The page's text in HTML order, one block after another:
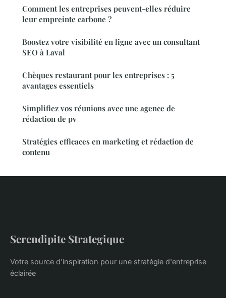
Comment les entreprises peuvent-elles réduire
leur empreinte carbone ?
Boostez votre visibilité en ligne avec un consultant
SEO à Laval
Chèques restaurant pour les entreprises : 5
avantages essentiels
Simplifiez vos réunions avec une agence de
rédaction de pv
Stratégies efficaces en marketing et rédaction de
contenu
Serendipite Strategique
Votre source d'inspiration pour une stratégie d'entreprise
éclairée